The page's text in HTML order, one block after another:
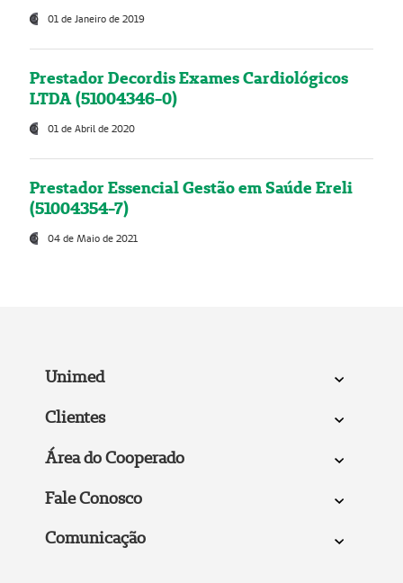
01 de Janeiro de 2019
Prestador Decordis Exames Cardiológicos
LTDA (51004346-0)
01 de Abril de 2020
Prestador Essencial Gestão em Saúde Ereli
(51004354-7)
04 de Maio de 2021
Unimed
Clientes
Área do Cooperado
Fale Conosco
Comunicação